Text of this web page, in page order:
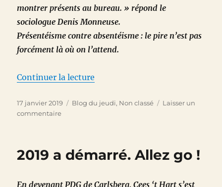
montrer présents au bureau. » répond le
sociologue Denis Monneuse.
Présentéisme contre absentéisme : le pire n’est pas
forcément là où on l’attend.
Continuer la lecture
Publié
le
17 janvier 2019 Catégories
Blog du jeudi, Non classé
Laisser un
commentairesur
Le
2019 a démarré. Allez go !
En devenant PDG de Carlsberg, Cees ‘t Hart s’est